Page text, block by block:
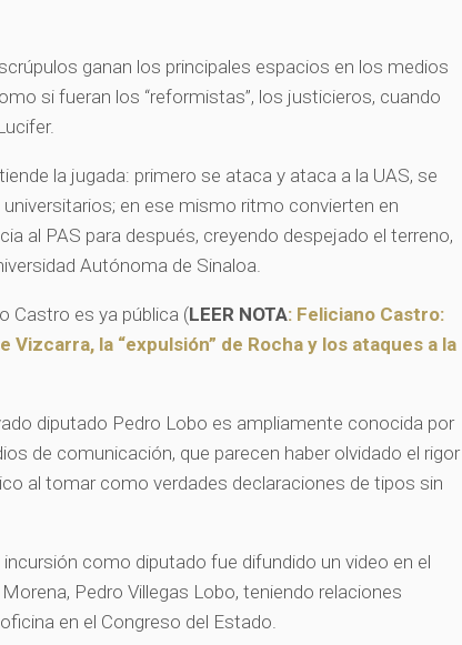
ganan los principales espacios en los medios
si fueran los “reformistas”, los justicieros, cuando
la jugada: primero se ataca y ataca a la UAS, se
en ese mismo ritmo convierten en
al PAS para después, creyendo despejado el terreno,
Autónoma de Sinaloa.
Castro es ya pública (LEER NOTA: Feliciano Castro:
Vizcarra, la “expulsión” de Rocha y los ataques a la
diputado Pedro Lobo es ampliamente conocida por
de comunicación, que parecen haber olvidado el rigor
al tomar como verdades declaraciones de tipos sin
como diputado fue difundido un video en el
Pedro Villegas Lobo, teniendo relaciones
en el Congreso del Estado.